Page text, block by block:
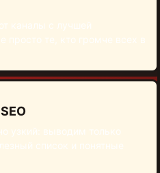
каналы с лучшей
просто те, кто громче всех в
узкий: выводим только
список и понятные